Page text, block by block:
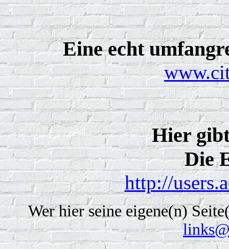
Eine echt
Hier
Die
http://
Wer hier seine eigene(n)